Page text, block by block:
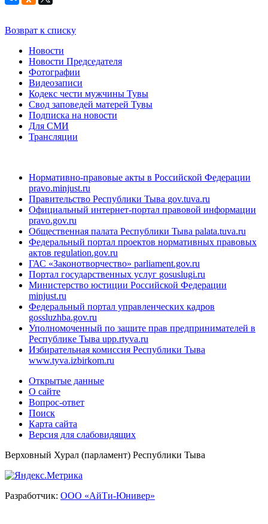
Возврат к списку
Новости
Новости Председателя
Фотографии
Видеозаписи
Кодекс чести мужчины Тувы
Свод заповедей матерей Тувы
Подписка на новости
Для СМИ
Трансляции
Нормативно-правовые акты в Российской Федерации
pravo.minjust.ru
Правительство Республики Тыва gov.tuva.ru
Официальный интернет-портал правовой информации
pravo.gov.ru
Общественная палата Республики Тыва palata.tuva.ru
Федеральный портал проектов нормативных правовых
актов regulation.gov.ru
ГАС «Законотворчество» parliament.gov.ru
Портал государственных услуг gosuslugi.ru
Министерство юстиции Российской Федерации
minjust.ru
Федеральный портал управленческих кадров
gossluzhba.gov.ru
Уполномоченный по защите прав предпринимателей в
Республике Тыва upp.rtyva.ru
Избирательная комиссия Республики Тыва
www.tyva.izbirkom.ru
Открытые данные
О сайте
Вопрос-ответ
Поиск
Карта сайта
Версия для слабовидящих
Верховный Хурал (парламент) Республики Тыва
Разработчик: ООО «АйТи-Юнивер»